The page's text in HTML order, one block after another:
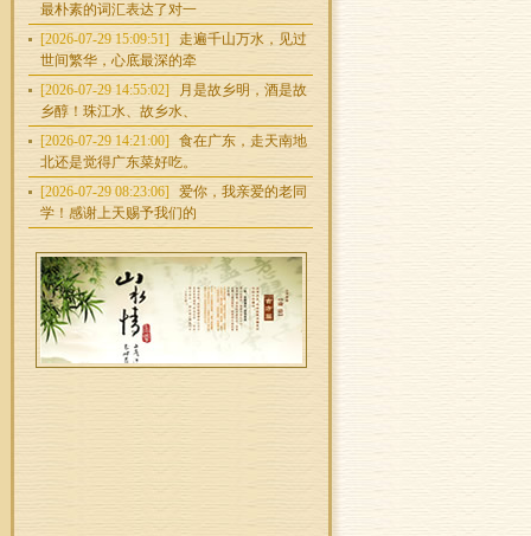
最朴素的词汇表达了对一
[2026-07-29 15:09:51]
走遍千山万水，见过
世间繁华，心底最深的牵
[2026-07-29 14:55:02]
月是故乡明，酒是故
乡醇！珠江水、故乡水、
[2026-07-29 14:21:00]
食在广东，走天南地
北还是觉得广东菜好吃。
[2026-07-29 08:23:06]
爱你，我亲爱的老同
学！感谢上天赐予我们的